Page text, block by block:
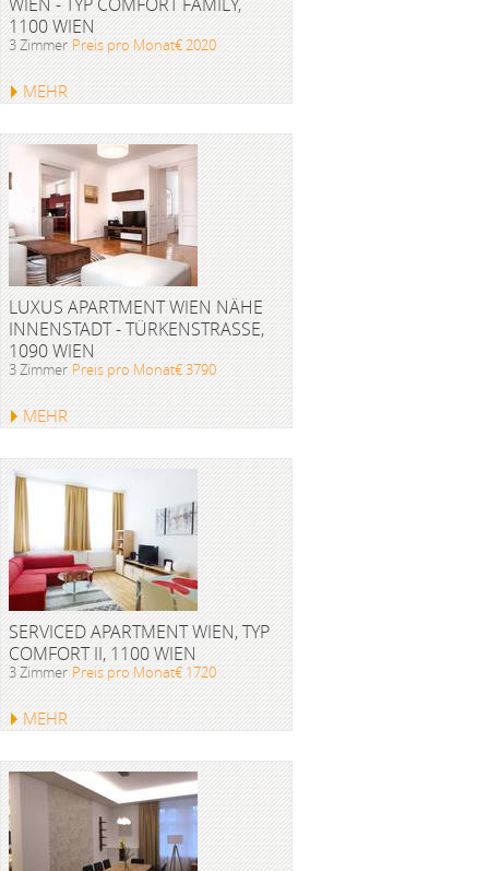
1100 WIEN
3 Zimmer Preis pro Monat€ 2020
MEHR
LUXUS APARTMENT WIEN NÄHE
INNENSTADT - TÜRKENSTRASSE, 1
090 WIEN
3 Zimmer Preis pro Monat€ 3790
MEHR
SERVICED APARTMENT WIEN, TYP
COMFORT II, 1100 WIEN
3 Zimmer Preis pro Monat€ 1720
MEHR